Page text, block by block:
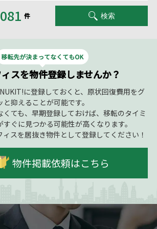
件 検索
スを物件登録しませんか？
に登録しておくと、原状回復費用をグ
と抑えることが可能です。
くても、早期登録しておけば、移転のタイミ
すぐに見つかる可能性が高くなります。
スを居抜き物件として登録してください！
物件掲載依頼はこちら